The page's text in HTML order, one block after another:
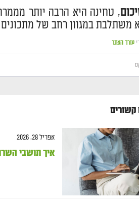
, טחינה היא הרבה יותר
משתלבת במגוון רחב של
עורך האתר
קשורים
אפריל 28, 2026
איך תושבי